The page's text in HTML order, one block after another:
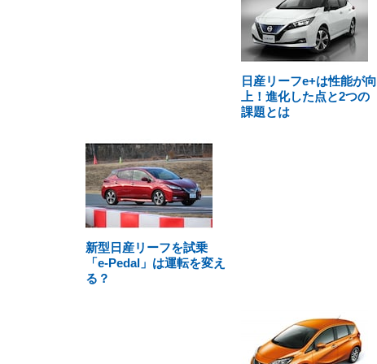
日産リーフe+は性能が向
上！進化した点と2つの
課題とは
新型日産リーフを試乗
「e-Pedal」は運転を変え
る？